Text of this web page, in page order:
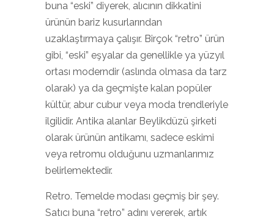
buna “eski” diyerek, alıcının dikkatini
ürünün bariz kusurlarından
uzaklaştırmaya çalışır. Birçok “retro” ürün
gibi, “eski” eşyalar da genellikle ya yüzyıl
ortası moderndir (aslında olmasa da tarz
olarak) ya da geçmişte kalan popüler
kültür, abur cubur veya moda trendleriyle
ilgilidir. Antika alanlar Beylikdüzü şirketi
olarak ürünün antikamı, sadece eskimi
veya retromu olduğunu uzmanlarımız
belirlemektedir.
Retro. Temelde modası geçmiş bir şey.
Satıcı buna “retro” adını vererek, artık